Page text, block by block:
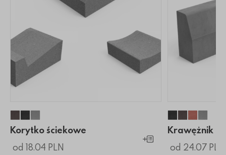
Korytko ściekowe
Korytko ściekowe
Korytko ściekowe
Korytko ściekowe
od 18.04 PLN
Dodaj do koszyka
Krawężnik
Krawężnik
od 24.07 PLN